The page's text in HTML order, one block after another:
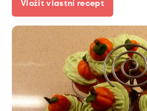
Vložit vlastní recept